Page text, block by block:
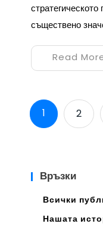
съществено
Read
1 2
Връзки
Всички
Нашата